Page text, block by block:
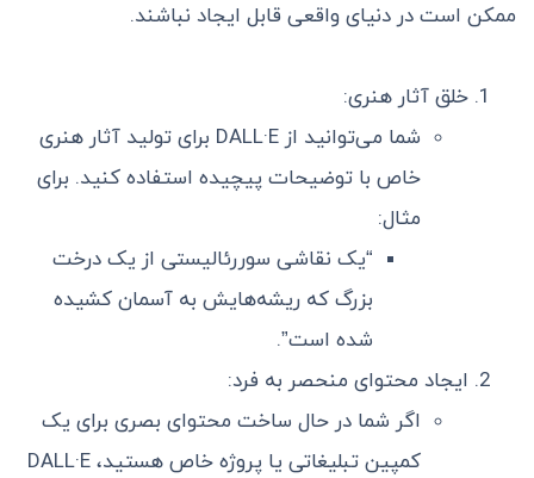
ممکن است در دنیای واقعی قابل ایجاد نباشند.
خلق آثار هنری:
شما می‌توانید از DALL·E برای تولید آثار هنری
خاص با توضیحات پیچیده استفاده کنید. برای
مثال:
“یک نقاشی سوررئالیستی از یک درخت
بزرگ که ریشه‌هایش به آسمان کشیده
شده است”.
ایجاد محتوای منحصر به فرد:
اگر شما در حال ساخت محتوای بصری برای یک
کمپین تبلیغاتی یا پروژه خاص هستید، DALL·E